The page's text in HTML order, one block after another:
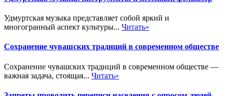
Удмуртская музыка представляет собой яркий и
многогранный аспект культуры... Читать»
Сохранение чувашских традиций в современном обществе
Сохранение чувашских традиций в современном обществе —
важная задача, стоящая... Читать»